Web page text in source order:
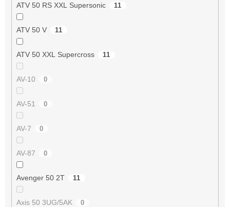
ATV 50 RS XXL Supersonic 11
ATV 50 V 11
ATV 50 XXL Supercross 11
AV-10 0
AV-51 0
AV-7 0
AV-87 0
Avenger 50 2T 11
Axis 50 3UG/5AK 0